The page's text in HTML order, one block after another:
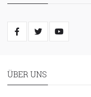
ÜBER UNS